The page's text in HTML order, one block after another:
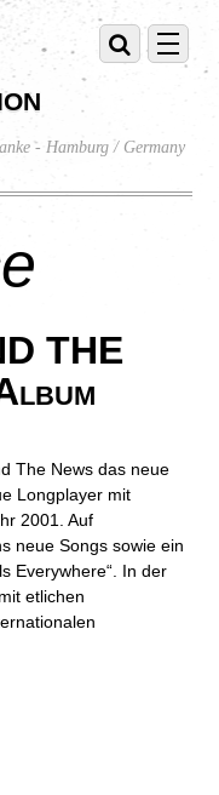
- Hamburg / Germany
THE
The News das neue
Longplayer mit
2001. Auf
neue Songs sowie ein
Everywhere“. In der
etlichen